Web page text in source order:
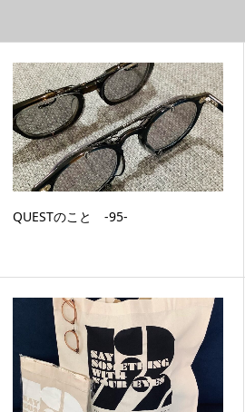
QUESTのこと ‐95‐